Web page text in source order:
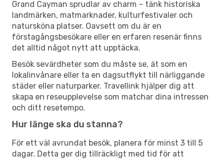
Grand Cayman sprudlar av charm – tänk historiska
landmärken, matmarknader, kulturfestivaler och
natursköna platser. Oavsett om du är en
förstagångsbesökare eller en erfaren resenär finns
det alltid något nytt att upptäcka.
Besök sevärdheter som du måste se, ät som en
lokalinvånare eller ta en dagsutflykt till närliggande
städer eller naturparker. Travellink hjälper dig att
skapa en reseupplevelse som matchar dina intressen
och ditt resetempo.
Hur länge ska du stanna?
För ett väl avrundat besök, planera för minst 3 till 5
dagar. Detta ger dig tillräckligt med tid för att